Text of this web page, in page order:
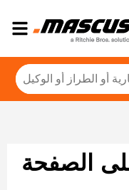
الصفحة